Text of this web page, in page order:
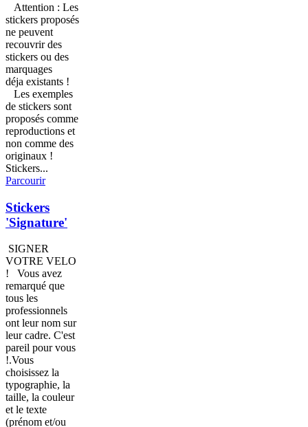
Attention : Les
stickers proposés
ne peuvent
recouvrir des
stickers ou des
marquages
déja existants !
Les exemples
de stickers sont
proposés comme
reproductions et
non comme des
originaux !
Stickers...
Parcourir
Stickers
'Signature'
SIGNER
VOTRE VELO
! Vous avez
remarqué que
tous les
professionnels
ont leur nom sur
leur cadre. C'est
pareil pour vous
!.Vous
choisissez la
typographie, la
taille, la couleur
et le texte
(prénom et/ou